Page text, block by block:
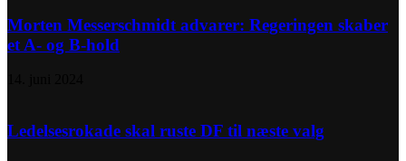
Morten Messerschmidt advarer: Regeringen skaber
et A- og B-hold
Ledelsesrokade skal ruste DF til næste valg